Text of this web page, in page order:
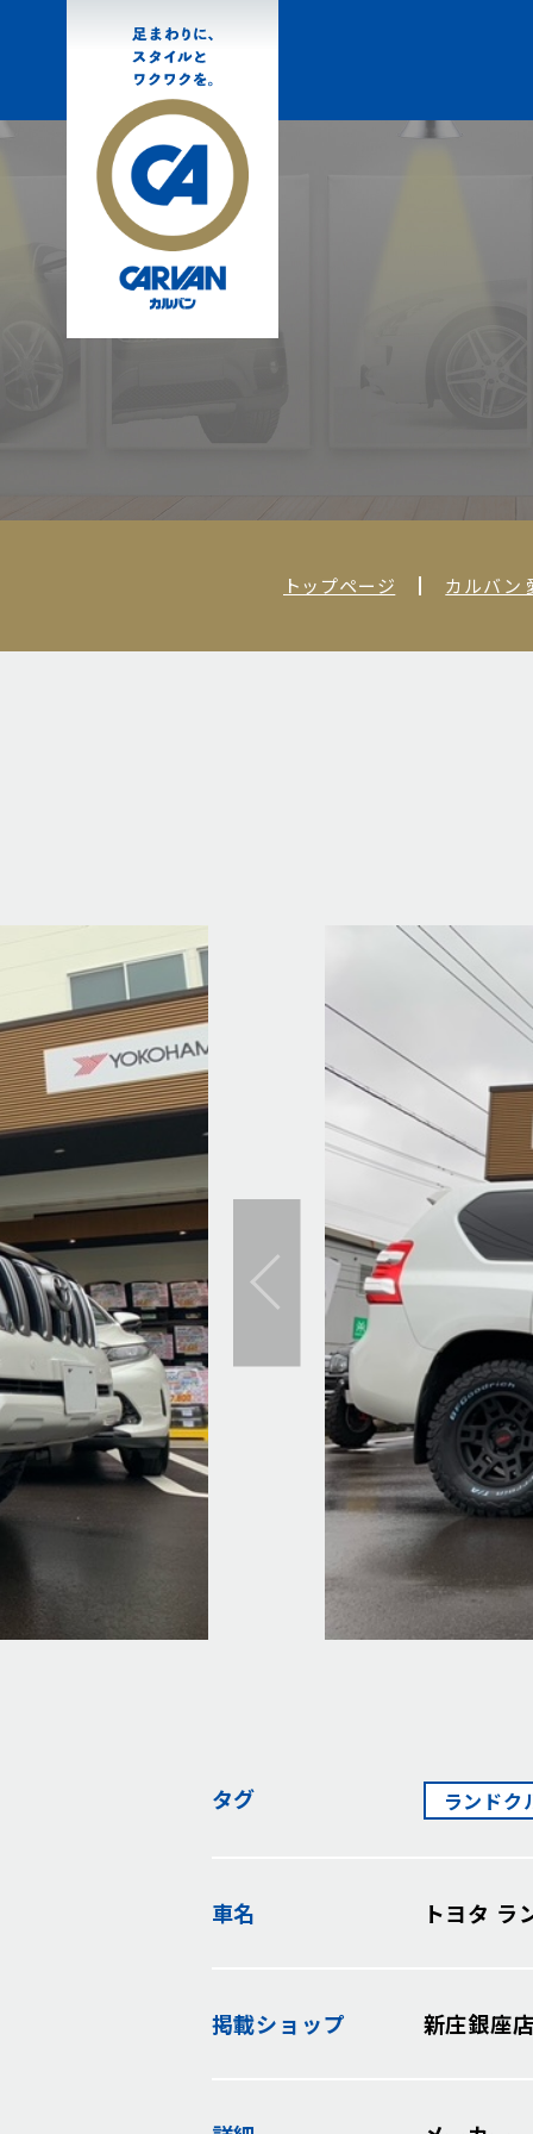
トップページ カルバン
タグ ランドク
車名 トヨタ ラ
掲載ショップ 新庄銀座